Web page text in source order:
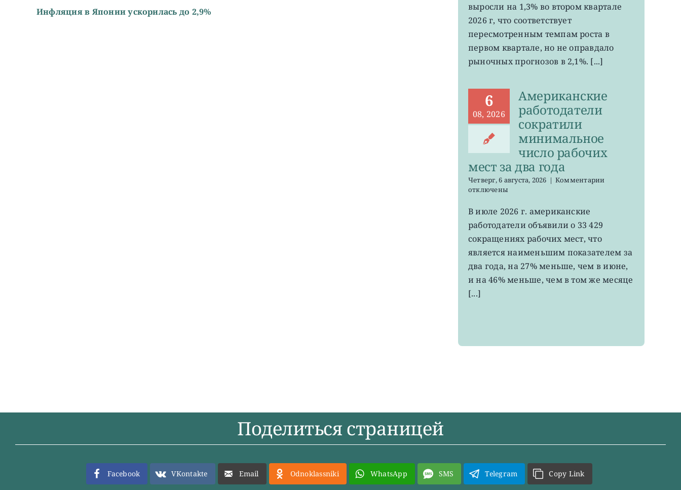
Инфляция в Японии ускорилась до 2,9%
США
выросли
ожиданий
выросли на 1,3% во втором квартале
2026 г, что соответствует
пересмотренным темпам роста в
первом квартале, но не оправдало
рыночных прогнозов в 2,1%. [...]
6
08, 2026
Американские
работодатели
сократили
минимальное
число рабочих
мест за два года
Четверг, 6 августа, 2026 | Комментариик
мест
за
года
отключены
В июле 2026 г. американские
работодатели объявили о 33 429
сокращениях рабочих мест, что
является наименьшим показателем за
два года, на 27% меньше, чем в июне,
и на 46% меньше, чем в том же месяце
[...]
Поделиться страницей
Facebook VKontakte Email Odnoklassniki WhatsApp SMS Telegram Copy Link